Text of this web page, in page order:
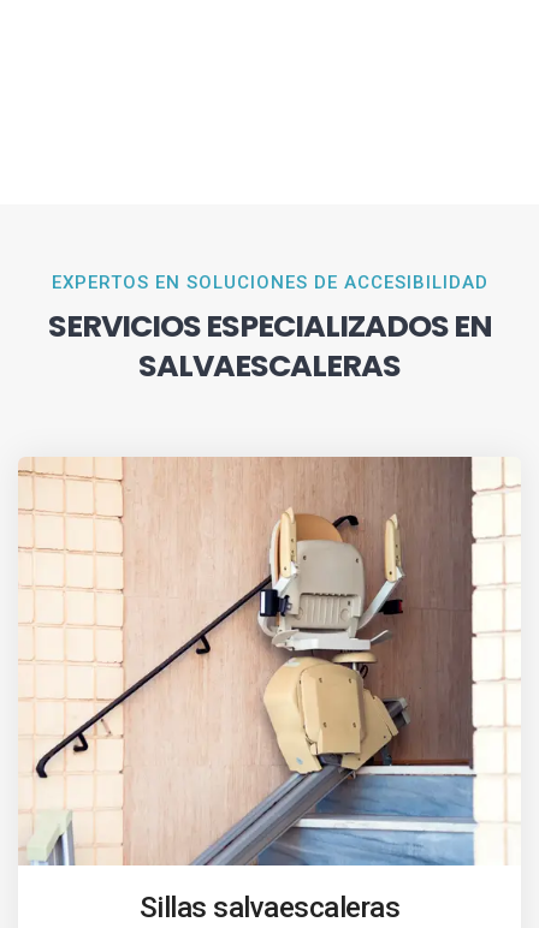
EXPERTOS EN SOLUCIONES DE ACCESIBILIDAD
SERVICIOS ESPECIALIZADOS EN
SALVAESCALERAS
Sillas salvaescaleras